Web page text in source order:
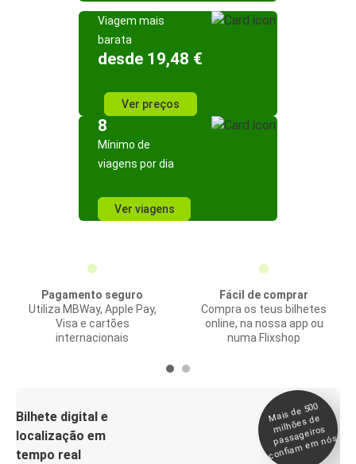
Viagem mais
barata
desde 19,48 €
Ver preços
8
Mínimo de
viagens por dia
Ver viagens
Pagamento seguro
Utiliza MBWay, Apple Pay,
Visa e cartões
internacionais
Fácil de comprar
Compra os teus bilhetes
online, na nossa app ou
numa Flixshop
Bilhete digital e
localização em
tempo real
Mais de 500
milhões de
passageiros
confia
m e
m nós